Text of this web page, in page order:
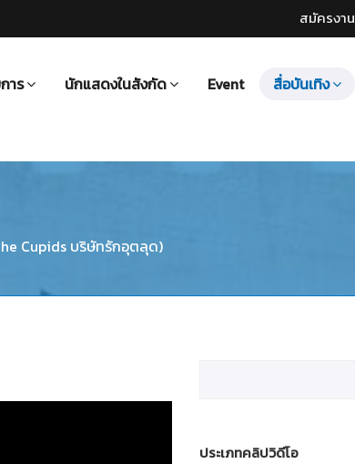
สมัครงาน
าร นักแสดงในสังกัด Event สื่อบันเทิง
Cupids บริษัทรักอุตลุด)
ประเภทคลิปวิดีโอ